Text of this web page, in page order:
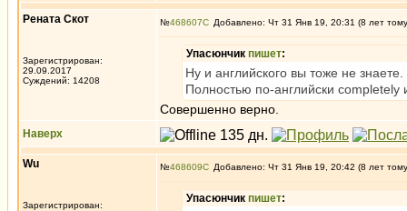
Рената Скот
Зарегистрирован:
29.09.2017
Суждений: 14208
№468607 Добавлено: Чт 31 Янв 19, 20:31 (8 лет
Упасюнчик пишет:
Ну и английского вы тоже не
Полностью по-английски completely
Совершенно верно.
Наверх
Wu
Зарегистрирован:
№468609 Добавлено: Чт 31 Янв 19, 20:42 (8 лет
Упасюнчик пишет: